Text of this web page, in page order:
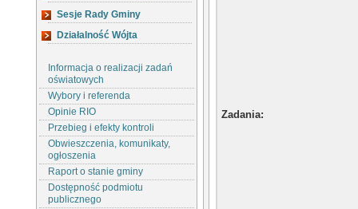
Sesje Rady Gminy
Działalność Wójta
Informacja o realizacji zadań
oświatowych
Wybory i referenda
Opinie RIO
Przebieg i efekty kontroli
Obwieszczenia, komunikaty,
ogłoszenia
Raport o stanie gminy
Dostępność podmiotu
publicznego
Zadania: